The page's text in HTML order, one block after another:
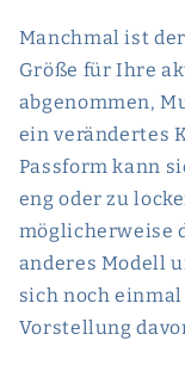
Manchmal ist
Größe für Ihre
abgenommen,
ein verändertes
Passform kann
eng oder zu
möglicherweise
anderes Modell
sich noch
Vorstellung